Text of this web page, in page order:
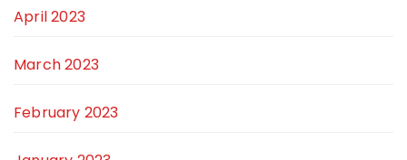
April 2023
March 2023
February 2023